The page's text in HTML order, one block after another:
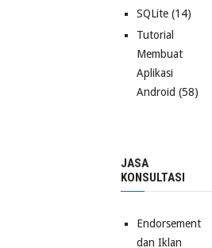
SQLite (14)
Tutorial
Membuat
Aplikasi
Android (58)
JASA
KONSULTASI
Endorsement
dan Iklan